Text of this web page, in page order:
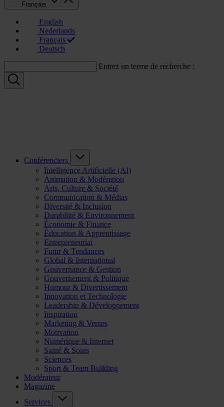
Français
English
Nederlands
Français
Deutsch
Entrez un terme de recherche :
Conférenciers
Intelligence Artificielle (AI)
Animation & Modération
Arts, Culture & Société
Communication & Médias
Diversité & Inclusion
Durabilité & Environnement
Économie & Finance
Éducation & Apprentissage
Entrepreneuriat
Futur & Tendances
Global & International
Gouvernance & Gestion
Gouvernement & Politique
Humour & Divertissement
Innovation et Technologie
Leadership & Développement
Inspiration
Marketing & Ventes
Motivation
Numérique & Internet
Santé & Soins
Sciences
Sport & Team Building
Modérateur
Magazine
Services